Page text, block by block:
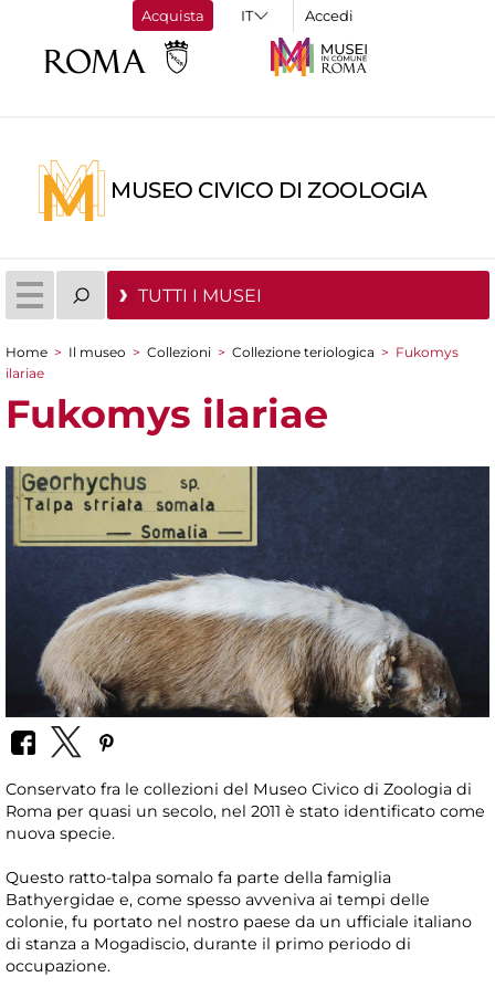
Acquista Accedi
MUSEO CIVICO DI ZOOLOGIA
TUTTI I MUSEI
Tu sei qui
Home > Il museo > Collezioni > Collezione teriologica > Fukomys
ilariae
Fukomys ilariae
Conservato fra le collezioni del Museo Civico di Zoologia di
Roma per quasi un secolo, nel 2011 è stato identificato come
nuova specie.
Questo ratto-talpa somalo fa parte della famiglia
Bathyergidae e, come spesso avveniva ai tempi delle
colonie, fu portato nel nostro paese da un ufficiale italiano
di stanza a Mogadiscio, durante il primo periodo di
occupazione.